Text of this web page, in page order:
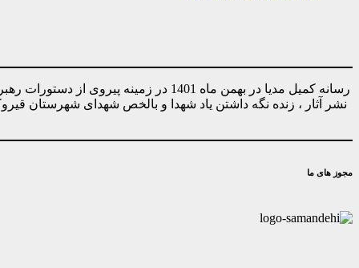
رسانه کمیل مدیا در بهمن ماه 1401
نشر آثار ، زنده نگه داشتن یاد شهدا و بالخص شهدای شهرستان
مجوز های ما